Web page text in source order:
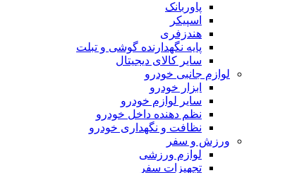
پاوربانک
اسپیکر
هندزفری
پایه نگهدارنده گوشی و تبلت
سایر کالای دیجیتال
لوازم جانبی خودرو
ابزار خودرو
سایر لوازم خودرو
نظم دهنده داخل خودرو
نظافت و نگهداری خودرو
ورزش و سفر
لوازم ورزشی
تجهیزات سفر